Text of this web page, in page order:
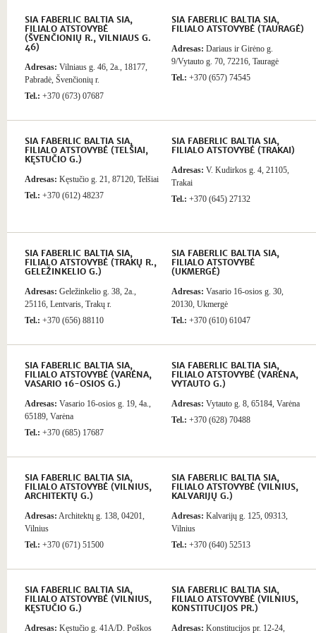
SIA FABERLIC BALTIA SIA,
FILIALO ATSTOVYBĖ
(ŠVENČIONIŲ R., VILNIAUS G.
46)
Adresas: Vilniaus g. 46, 2a., 18177,
Pabradė, Švenčionių r.
Tel.: +370 (673) 07687
SIA FABERLIC BALTIA SIA,
FILIALO ATSTOVYBĖ (TAURAGĖ)
Adresas: Dariaus ir Girėno g.
9/Vytauto g. 70, 72216, Tauragė
Tel.: +370 (657) 74545
SIA FABERLIC BALTIA SIA,
FILIALO ATSTOVYBĖ (TELŠIAI,
KĘSTUČIO G.)
Adresas: Kęstučio g. 21, 87120, Telšiai
Tel.: +370 (612) 48237
SIA FABERLIC BALTIA SIA,
FILIALO ATSTOVYBĖ (TRAKAI)
Adresas: V. Kudirkos g. 4, 21105,
Trakai
Tel.: +370 (645) 27132
SIA FABERLIC BALTIA SIA,
FILIALO ATSTOVYBĖ (TRAKŲ R.,
GELEŽINKELIO G.)
Adresas: Geležinkelio g. 38, 2a.,
25116, Lentvaris, Trakų r.
Tel.: +370 (656) 88110
SIA FABERLIC BALTIA SIA,
FILIALO ATSTOVYBĖ
(UKMERGĖ)
Adresas: Vasario 16-osios g. 30,
20130, Ukmergė
Tel.: +370 (610) 61047
SIA FABERLIC BALTIA SIA,
FILIALO ATSTOVYBĖ (VARĖNA,
VASARIO 16-OSIOS G.)
Adresas: Vasario 16-osios g. 19, 4a.,
65189, Varėna
Tel.: +370 (685) 17687
SIA FABERLIC BALTIA SIA,
FILIALO ATSTOVYBĖ (VARĖNA,
VYTAUTO G.)
Adresas: Vytauto g. 8, 65184, Varėna
Tel.: +370 (628) 70488
SIA FABERLIC BALTIA SIA,
FILIALO ATSTOVYBĖ (VILNIUS,
ARCHITEKTŲ G.)
Adresas: Architektų g. 138, 04201,
Vilnius
Tel.: +370 (671) 51500
SIA FABERLIC BALTIA SIA,
FILIALO ATSTOVYBĖ (VILNIUS,
KALVARIJŲ G.)
Adresas: Kalvarijų g. 125, 09313,
Vilnius
Tel.: +370 (640) 52513
SIA FABERLIC BALTIA SIA,
FILIALO ATSTOVYBĖ (VILNIUS,
KĘSTUČIO G.)
Adresas: Kęstučio g. 41A/D. Poškos
SIA FABERLIC BALTIA SIA,
FILIALO ATSTOVYBĖ (VILNIUS,
KONSTITUCIJOS PR.)
Adresas: Konstitucijos pr. 12-24,